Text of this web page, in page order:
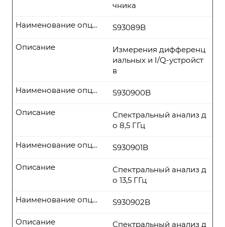
чника
S93089B
Наименование опции
Измерения дифференц
иальных и I/Q-устройст
в
Описание
S930900B
Наименование опции
Спектральный анализ д
о 8,5 ГГц
Описание
S930901B
Наименование опции
Спектральный анализ д
о 13,5 ГГц
Описание
S930902B
Наименование опции
Спектральный анализ д
Описание